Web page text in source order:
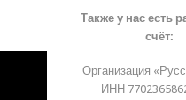
Также у нас есть
счёт:
Организация
ИНН